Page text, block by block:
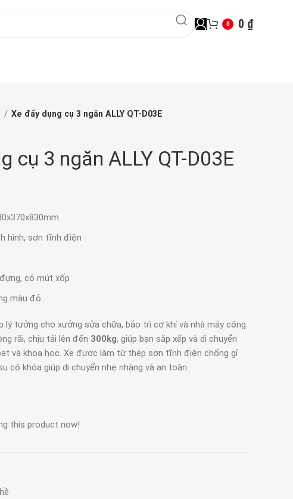
0 0 ₫
Xe đẩy dụng cụ 3 ngăn ALLY QT-D03E
cụ 3 ngăn ALLY QT-D03E
hình, sơn tĩnh điện
có mút xốp
màu đỏ
lý tưởng cho xưởng sửa chữa, bảo trì cơ khí và nhà máy công
rãi, chịu tải lên đến 300kg, giúp bạn sắp xếp và di chuyển
và khoa học. Xe được làm từ thép sơn tĩnh điện chống gỉ
có khóa giúp di chuyển nhẹ nhàng và an toàn.
this product now!